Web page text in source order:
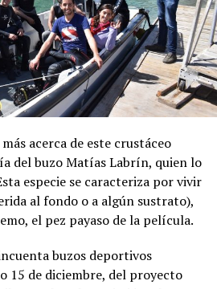
acerca de este crustáceo
del buzo Matías Labrín, quien lo
especie se caracteriza por vivir
al fondo o a algún sustrato),
el pez payaso de la película.
buzos deportivos
15 de diciembre, del proyecto